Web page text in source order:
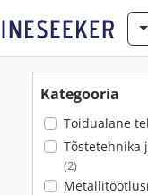
Kategooria
Toidualane
Tõstetehnika
(2)